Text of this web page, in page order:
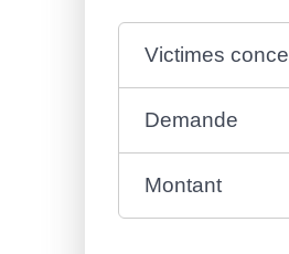
Victimes
Demande
Montant